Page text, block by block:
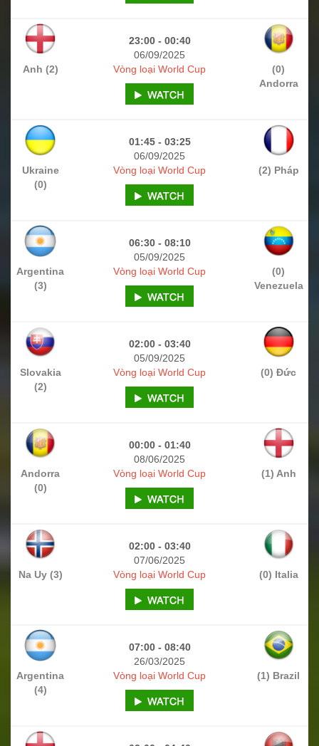
23:00 - 00:40
06/09/2025
Anh (2)
(0)
Andorra
Vòng loại World Cup
01:45 - 03:25
06/09/2025
Ukraine
(0)
(2) Pháp
Vòng loại World Cup
06:30 - 08:10
05/09/2025
Argentina
(3)
(0)
Venezuela
Vòng loại World Cup
02:00 - 03:40
05/09/2025
Slovakia
(2)
(0) Đức
Vòng loại World Cup
00:00 - 01:40
08/06/2025
Andorra
(0)
(1) Anh
Vòng loại World Cup
02:00 - 03:40
07/06/2025
Na Uy (3)
(0) Italia
Vòng loại World Cup
07:00 - 08:40
26/03/2025
Argentina
(4)
(1) Brazil
Vòng loại World Cup